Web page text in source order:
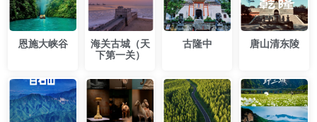
恩施大峡谷
海关古城（天
下第一关）
古隆中 唐山清东陵